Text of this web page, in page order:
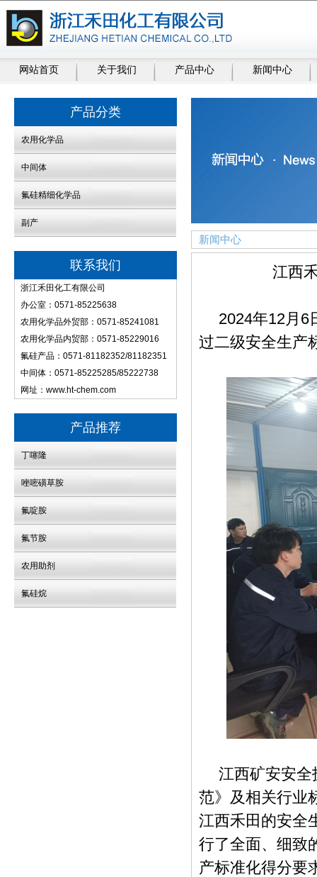
网站首页 关于我们 产品中心 新闻中心
产品分类
农用化学品
中间体
氟硅精细化学品
副产
联系我们
浙江禾田化工有限公司
办公室：0571-85225638
农用化学品外贸部：0571-85241081
农用化学品内贸部：0571-85229016
氟硅产品：0571-81182352/81182351
中间体：0571-85225285/85222738
网址： www.ht-chem.com
产品推荐
丁噻隆
唑嘧磺草胺
氟啶胺
氟节胺
农用助剂
氟硅烷
新闻中心
江西
2024年12月6
过二级安全生产
江西矿安安
范》及相关行业
江西禾田的安全
行了全面、细致
产标准化得分要